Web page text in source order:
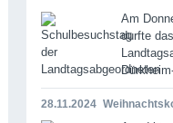
Am
durfte
28.11.2024